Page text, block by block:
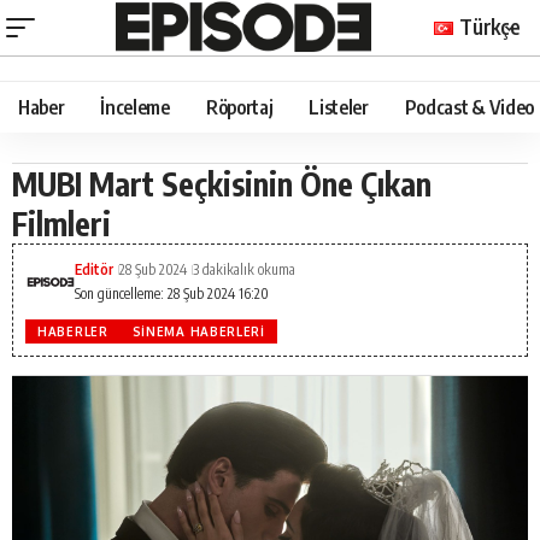
Türkçe
Haber İnceleme Röportaj Listeler Podcast & Video
MUBI Mart Seçkisinin Öne Çıkan
Filmleri
Son güncelleme: 28 Şub 2024 16:20
Editör 28 Şub 2024 3 dakikalık okuma
HABERLER SINEMA HABERLERI